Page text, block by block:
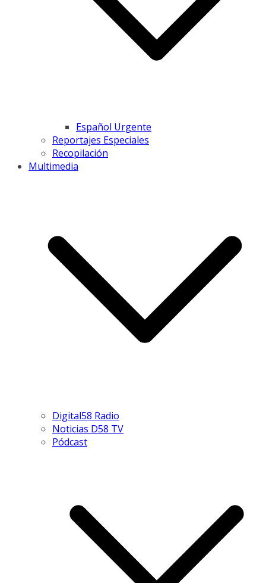
Español Urgente
Reportajes Especiales
Recopilación
Multimedia
Digital58 Radio
Noticias D58 TV
Pódcast